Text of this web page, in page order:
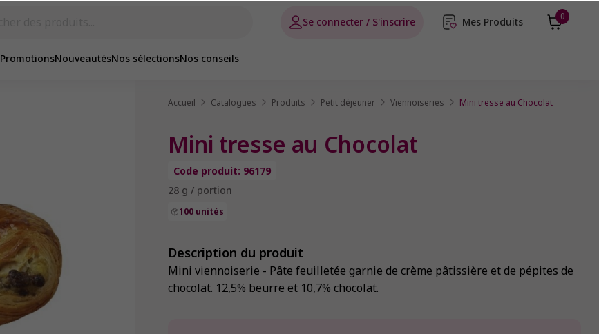
Se connecter / S'inscrire 0
Mes Produits
PromotionsNouveautésNos sélectionsNos conseils
Accueil Catalogues Produits Petit déjeuner Viennoiseries Mini tresse au Chocolat
Mini tresse au Chocolat
Code produit: 96179
28 g / portion
100 unités
Description du produit
Mini viennoiserie - Pâte feuilletée garnie de crème pâtissière et de pépites de
chocolat. 12,5% beurre et 10,7% chocolat.